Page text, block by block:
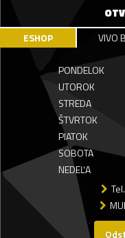
ESHOP VIVO
PONDELOK
UTOROK
STREDA
ŠTVRTOK
PIATOK
SOBOTA
NEDEĽA